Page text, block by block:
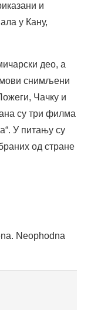
и
у Кану,
део, а
снимљени
Чачку и
су три филма
У питању су
од стране
Neophodna